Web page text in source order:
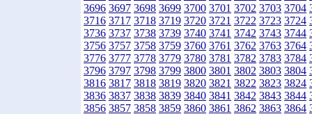
3696 3697 3698 3699 3700 3701 3702 3703 3704
3716 3717 3718 3719 3720 3721 3722 3723 3724
3736 3737 3738 3739 3740 3741 3742 3743 3744
3756 3757 3758 3759 3760 3761 3762 3763 3764
3776 3777 3778 3779 3780 3781 3782 3783 3784
3796 3797 3798 3799 3800 3801 3802 3803 3804
3816 3817 3818 3819 3820 3821 3822 3823 3824
3836 3837 3838 3839 3840 3841 3842 3843 3844
3856 3857 3858 3859 3860 3861 3862 3863 3864